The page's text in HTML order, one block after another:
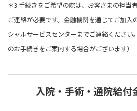
＊3 手続きをご希望の際は、お客さまの担当
ご連絡が必要です。金融機関を通じてご加入
シャルサービスセンターまでご連絡ください
のお手続きをご案内する場合がございます）
入院・手術・通院給付